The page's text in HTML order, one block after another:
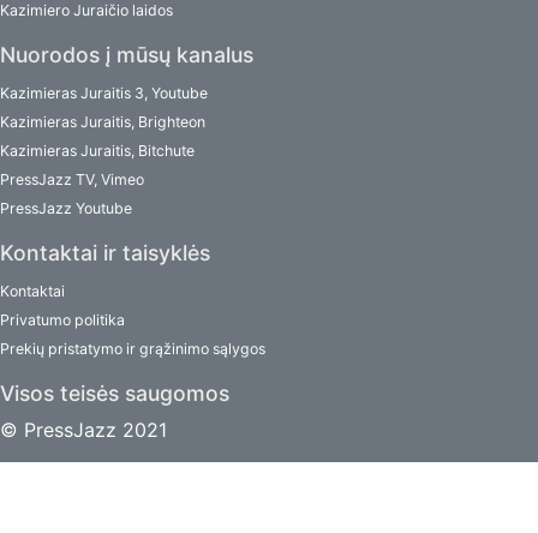
Kazimiero Juraičio laidos
Nuorodos į mūsų kanalus
Kazimieras Juraitis 3, Youtube
Kazimieras Juraitis, Brighteon
Kazimieras Juraitis, Bitchute
PressJazz TV, Vimeo
PressJazz Youtube
Kontaktai ir taisyklės
Kontaktai
Privatumo politika
Prekių pristatymo ir grąžinimo sąlygos
Visos teisės saugomos
© PressJazz 2021